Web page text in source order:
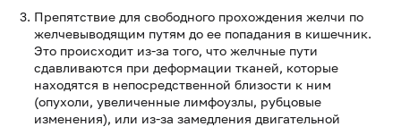
Препятствие для свободного прохождения желчи по
желчевыводящим путям до ее попадания в кишечник.
Это происходит из-за того, что желчные пути
сдавливаются при деформации тканей, которые
находятся в непосредственной близости к ним
(опухоли, увеличенные лимфоузлы, рубцовые
изменения), или из-за замедления двигательной